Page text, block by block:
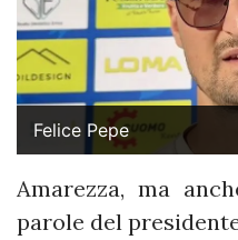
Felice Pepe
Amarezza, ma
parole del